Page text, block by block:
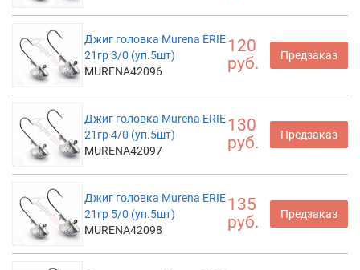
Джиг головка Murena ERIE
21гр 3/0 (уп.5шт)
MURENA42096
120
руб.
Предзаказ
Джиг головка Murena ERIE
21гр 4/0 (уп.5шт)
MURENA42097
130
руб.
Предзаказ
Джиг головка Murena ERIE
21гр 5/0 (уп.5шт)
MURENA42098
135
руб.
Предзаказ